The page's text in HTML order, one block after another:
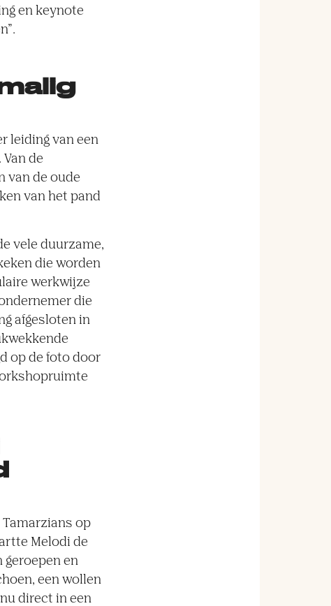
en keynote
leiding van een
de
van de oude
van het pand
vele duurzame,
die worden
werkwijze
die
afgesloten in
op de foto door
op
Melodi de
geroepen en
een wollen
direct in een